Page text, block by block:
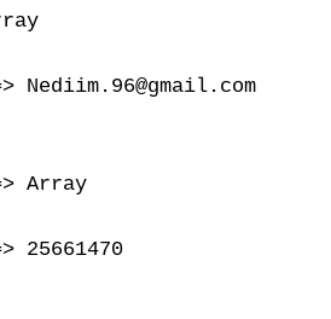
Nediim.96@gmail.com
Array
25661470